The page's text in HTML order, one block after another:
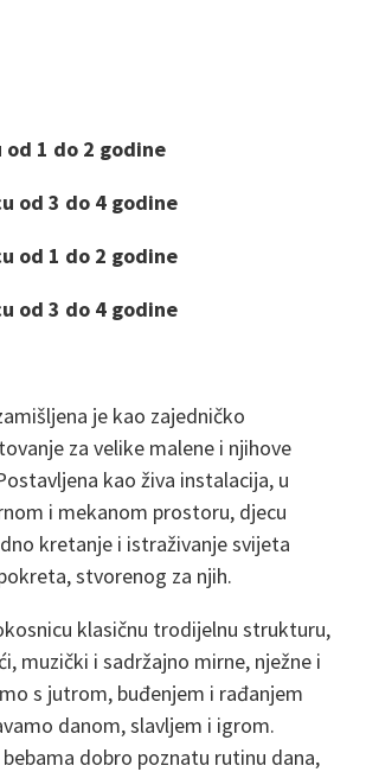
od 1 do 2 godine
od 3 do 4 godine
od 1 do 2 godine
od 3 do 4 godine
je kao zajedničko
za velike malene i njihove
kao živa instalacija, u
i mekanom prostoru, djecu
kretanje i istraživanje svijeta
stvorenog za njih.
klasičnu trodijelnu strukturu,
muzički i sadržajno mirne, nježne i
s jutrom, buđenjem i rađanjem
danom, slavljem i igrom.
dobro poznatu rutinu dana,